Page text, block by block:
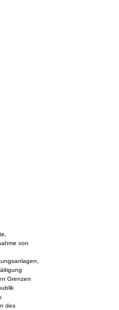
von
Grenzen
des